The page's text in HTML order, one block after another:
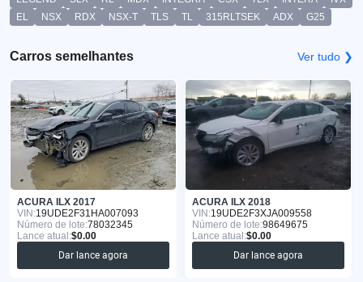
EL
NSX RDX NSX-T TLS TL 315RLTSEK ADX G25
Carros semelhantes Ver tudo ❯
ACURA ILX 2017
VIN:19UDE2F31HA007093
Número de lote:78032345
Lance atual:$0.00
Dar lance agora
ACURA ILX 2018
VIN:19UDE2F3XJA009558
Número de lote:98649675
Lance atual:$0.00
Dar lance agora